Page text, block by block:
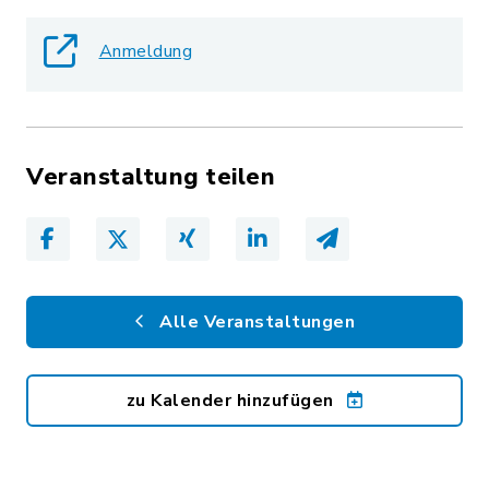
Anmeldung
Veranstaltung teilen
Alle Veranstaltungen
zu Kalender hinzufügen